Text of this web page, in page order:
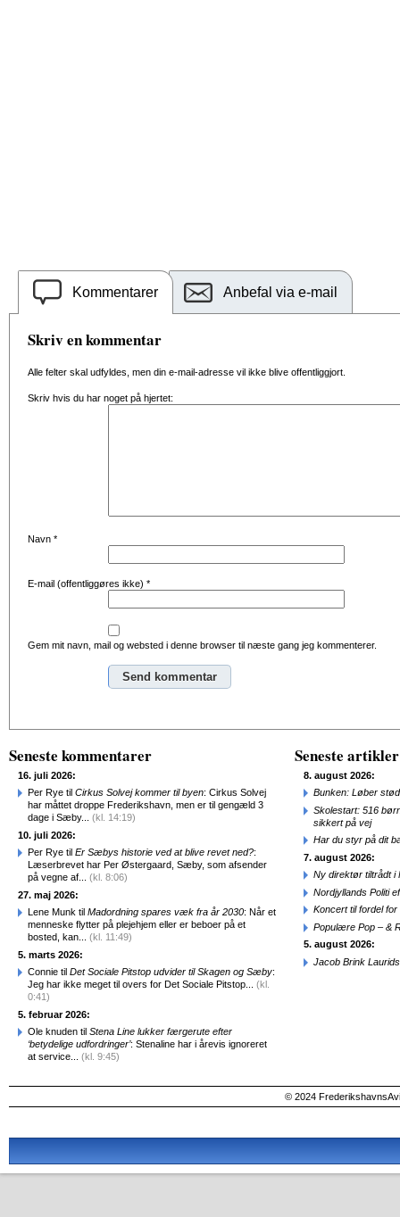
Kommentarer Anbefal via e-mail
Skriv en kommentar
Alle felter skal udfyldes, men din e-mail-adresse vil ikke blive offentliggjort.
Skriv hvis du har noget på hjertet:
Navn *
E-mail (offentliggøres ikke) *
Gem mit navn, mail og websted i denne browser til næste gang jeg kommenterer.
Seneste kommentarer
16. juli 2026:
Per Rye til Cirkus Solvej kommer til byen: Cirkus Solvej
har måttet droppe Frederikshavn, men er til gengæld 3
dage i Sæby... (kl. 14:19)
10. juli 2026:
Per Rye til Er Sæbys historie ved at blive revet ned?:
Læserbrevet har Per Østergaard, Sæby, som afsender
på vegne af... (kl. 8:06)
27. maj 2026:
Lene Munk til Madordning spares væk fra år 2030: Når et
menneske flytter på plejehjem eller er beboer på et
bosted, kan... (kl. 11:49)
5. marts 2026:
Connie til Det Sociale Pitstop udvider til Skagen og Sæby:
Jeg har ikke meget til overs for Det Sociale Pitstop... (kl.
0:41)
5. februar 2026:
Ole knuden til Stena Line lukker færgerute efter
‘betydelige udfordringer’: Stenaline har i årevis ignoreret
at service... (kl. 9:45)
Seneste artikler
8. august 2026:
Bunken: Løber
Skolestart: 516
sikkert på vej
Har du styr på dit
7. august 2026:
Ny direktør tiltrådt i
Nordjyllands Politi
Koncert til fordel
Populære Pop – &
5. august 2026:
Jacob Brink
© 2024